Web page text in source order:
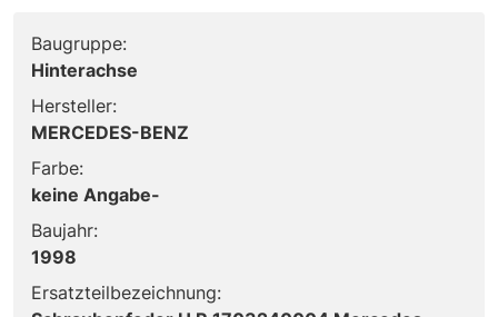
Baugruppe:
Hinterachse
Hersteller:
MERCEDES-BENZ
Farbe:
keine Angabe-
Baujahr:
1998
Ersatzteilbezeichnung: